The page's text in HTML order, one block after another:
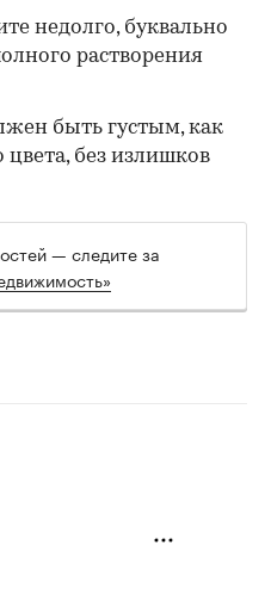
недолго, буквально
растворения
быть густым, как
цвета, без излишков
— следите за